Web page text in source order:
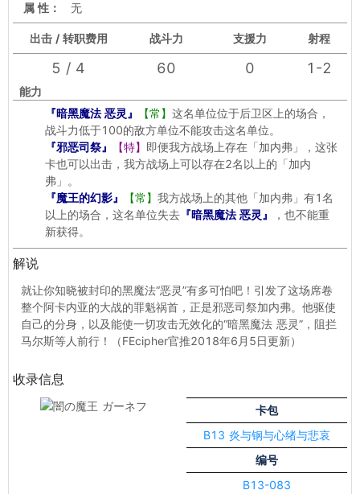
属 性： 无
出击 / 转职费用 战斗力 支援力 射程
5 / 4 60 0 1-2
能力
『暗黑魔法 恶灵』
【常】 这名单位位于后卫区上的场合，
战斗力低于100的敌方单位不能攻击这名单位。
『邪恶司祭』
【特】 即便我方战场上存在「加内弗」，这张
卡也可以出击，我方战场上可以存在2名以上的「加内
弗」。
『魔王的幻影』
【常】 我方战场上的其他「加内弗」有1名
以上的场合，这名单位失去 『暗黑魔法 恶灵』
，也不能重
新获得。
解说
就让你知晓被封印的黑魔法“恶灵”有多可怕吧！引发了这场席卷
整个阿卡内亚的大战的罪魁祸首，正是邪恶司祭加内弗。他驱使
自己的分身，以及能使一切攻击无效化的“暗黑魔法 恶灵”，阻拦
马尔斯等人前行！（FEcipher官推2018年6月5日更新）
收录信息
卡包
B13 炎与钢与心绪与悲哀
编号
B13-083